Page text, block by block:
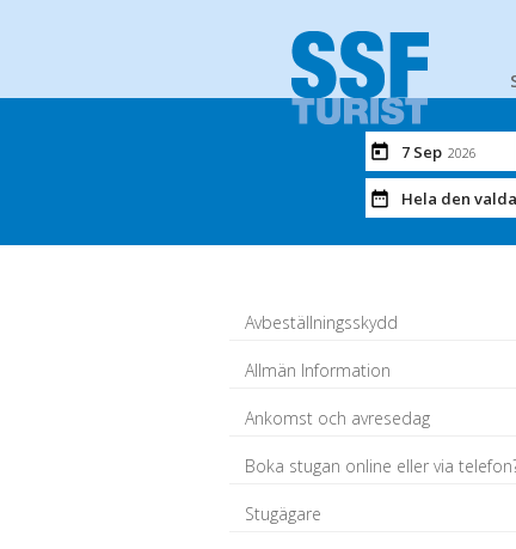
7 Sep 2026
Hela den
Avbeställningsskydd
Allmän Information
Ankomst och avresedag
Boka stugan online eller via
Stugägare